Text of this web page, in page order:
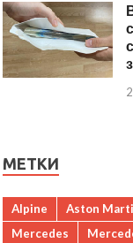
МЕТКИ
Alpine Aston
Mercedes